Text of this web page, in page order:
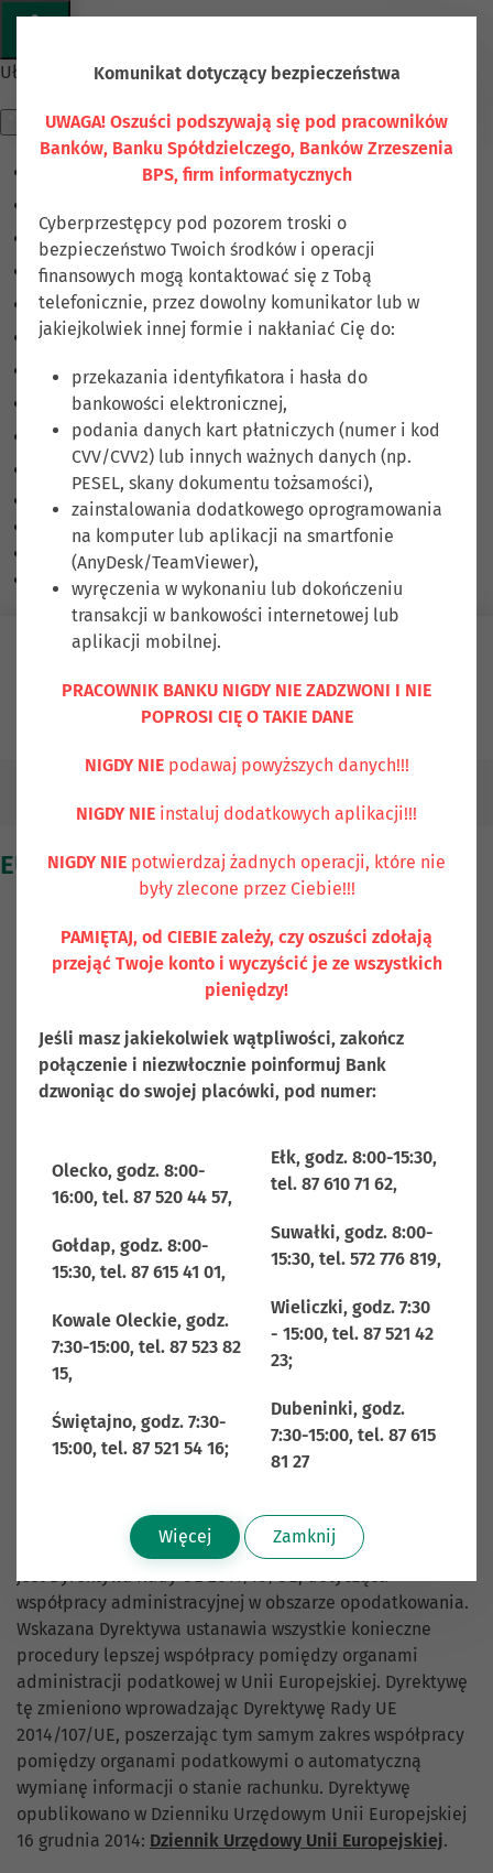
Ułatwienia dostępu
Odwróć kolory
Ciemny kontrast
Jasny kontrast
Niskie nasycenie
Wysokie nasycenie
Zaznacz linki
Zaznacz nagłówki
Czytnik ekranu
Tryb czytania
Skalowanie treści 100 %
Czcionka 100%
Wysokość linii 100%
Odstęp liter 100 %
Ubezpiecz się Kontakt
EUROFATCA
INFORMACJE OGÓLNE DOTYCZĄCE
Polska, jako państwo członkowskie Unii Europejskiej i
Organizacji Współpracy Gospodarczej i Rozwoju –
państw zgromadzonych na rachunkach prowadzonych
przez polskie instytucje finansowe, oczekując w zamian
rachunków finansowych utrzymywanych dla polskich
rezydentów podatkowych przez zagraniczne instytucje
W tym celu rządy na całym świecie wprowadzają
standard automatycznej wymiany informacji w dziedzinie
opodatkowania (ang. Common Reporting Standard, CRS),
tj. wymóg zgłaszania i gromadzenia informacji
obowiązujący instytucje finansowe na całym świecie, w
W obszarze Unii Europejskiej (UE), istotnym aktem
prawnym uprawniającym do wymiany takich informacji
jest Dyrektywa Rady UE 2011/16/UE, dotycząca
współpracy administracyjnej w obszarze opodatkowania.
Wskazana Dyrektywa ustanawia wszystkie konieczne
procedury lepszej współpracy pomiędzy organami
administracji podatkowej w Unii Europejskiej. Dyrektywę
tę zmieniono wprowadzając Dyrektywę Rady UE
2014/107/UE, poszerzając tym samym zakres współpracy
pomiędzy organami podatkowymi o automatyczną
wymianę informacji o stanie rachunku. Dyrektywę
opublikowano w Dzienniku Urzędowym Unii Europejskiej
16 grudnia 2014: Dziennik Urzędowy Unii Europejskiej.
Komunikat dotyczący bezpieczeństwa
UWAGA! Oszuści podszywają się pod pracowników
Banków, Banku Spółdzielczego, Banków Zrzeszenia
BPS, firm informatycznych
Cyberprzestępcy pod pozorem troski o
bezpieczeństwo Twoich środków i operacji
finansowych mogą kontaktować się z Tobą
telefonicznie, przez dowolny komunikator lub w
jakiejkolwiek innej formie i nakłaniać Cię do:
przekazania identyfikatora i hasła do
bankowości elektronicznej,
podania danych kart płatniczych (numer i kod
CVV/CVV2) lub innych ważnych danych (np.
PESEL, skany dokumentu tożsamości),
zainstalowania dodatkowego oprogramowania
na komputer lub aplikacji na smartfonie
(AnyDesk/TeamViewer),
wyręczenia w wykonaniu lub dokończeniu
transakcji w bankowości internetowej lub
aplikacji mobilnej.
PRACOWNIK BANKU NIGDY NIE ZADZWONI I NIE
POPROSI CIĘ O TAKIE DANE
NIGDY NIEpodawaj powyższych danych!!!
NIGDY NIE instaluj dodatkowych aplikacji!!!
NIGDY NIE potwierdzaj żadnych operacji, które nie
były zlecone przez Ciebie!!!
PAMIĘTAJ, od CIEBIE zależy, czy oszuści zdołają
przejąć Twoje konto i wyczyścić je ze wszystkich
pieniędzy!
Jeśli masz jakiekolwiek wątpliwości, zakończ
połączenie i niezwłocznie poinformuj Bank
dzwoniąc do swojej placówki, pod numer:
Olecko, godz. 8:00-
16:00, tel. 87 520 44 57,
Gołdap, godz. 8:00-
15:30, tel. 87 615 41 01,
Kowale Oleckie, godz.
7:30-15:00, tel. 87 523 82
15,
Świętajno, godz. 7:30-
15:00, tel. 87 521 54 16;
Ełk, godz. 8:00-15:30,
tel. 87 610 71 62,
Suwałki, godz. 8:00-
15:30, tel. 572 776 819,
Wieliczki, godz. 7:30
- 15:00, tel. 87 521 42
23;
Dubeninki, godz.
7:30-15:00, tel. 87 615
81 27
Więcej Zamknij